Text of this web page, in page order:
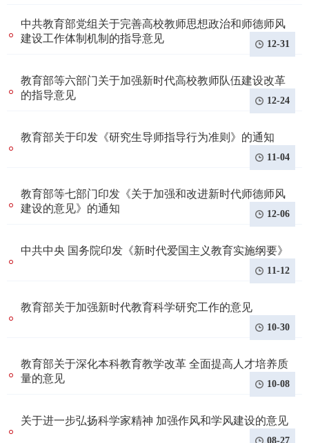
中共教育部党组关于完善高校教师思想政治和师德师风
建设工作体制机制的指导意见
12-31
教育部等六部门关于加强新时代高校教师队伍建设改革
的指导意见
12-24
教育部关于印发《研究生导师指导行为准则》的通知
11-04
教育部等七部门印发《关于加强和改进新时代师德师风
建设的意见》的通知
12-06
中共中央 国务院印发《新时代爱国主义教育实施纲要》
11-12
教育部关于加强新时代教育科学研究工作的意见
10-30
教育部关于深化本科教育教学改革 全面提高人才培养质
量的意见
10-08
关于进一步弘扬科学家精神 加强作风和学风建设的意见
08-27